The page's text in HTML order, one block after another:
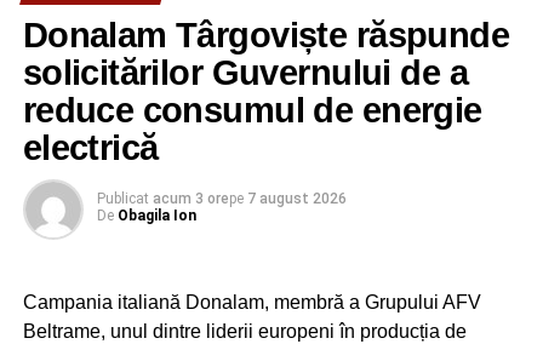
l-a promovat cu viziune și curaj, precum și de
formarea spirituală a Sf. Voievod Neagoe Basarab,
ucenicul său cel mai cunoscut, model peste timp
pentru tineri și pentru cei chemați să conducă
societatea și țara.
Sărbătoarea Sf. Ier. Nifon, care se va desfășura în
zilele de 10 și 11 august 2026, va fi coordonată de
către Înaltpreasfințitul Părinte Mitropolit Nifon,
precizat părintele vicar al Arhiepiscopiei Târgoviștei,
preotul Ionuț Ghibanu.
Donalam Târgoviște răspunde
solicitărilor Guvernului de a
reduce consumul de energie
electrică
Publicat acum 3 orepe 7 august 2026
De Obagila Ion
Campania italiană Donalam, membră a Grupului AFV
Beltrame, unul dintre liderii europeni în producția de